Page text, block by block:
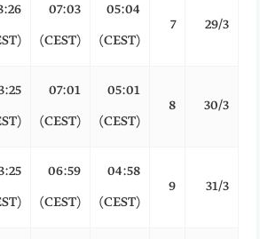
29/3
7
05:04
(CEST)
07:03
(CEST)
(CEST)
30/3
8
05:01
(CEST)
07:01
(CEST)
(CEST)
31/3
9
04:58
(CEST)
06:59
(CEST)
(CEST)